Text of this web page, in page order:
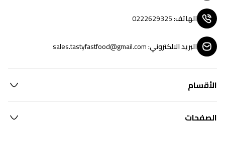
الهاتف:
0222629325
البريد الالكتروني:
sales.tastyfastfood@gmail.com
الأقسام
الصفحات